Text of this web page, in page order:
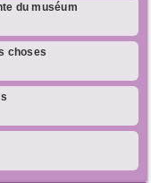
du muséum
choses